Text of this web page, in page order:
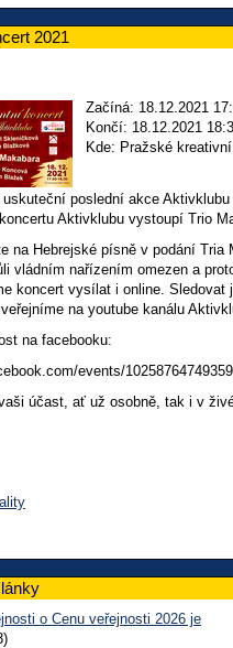
2021
Začíná: 18.12.2021
Končí: 18.12.2021
Kde: Pražské
poslední akce Aktivklubu
Aktivklubu vystoupí Trio
na Hebrejské písně v podání
vládním nařízením omezen a
koncert vysílat i online.
na youtube kanálu
na facebooku:
events/
účast, ať už osobně, tak i v
o Cenu veřejnosti 2026 je